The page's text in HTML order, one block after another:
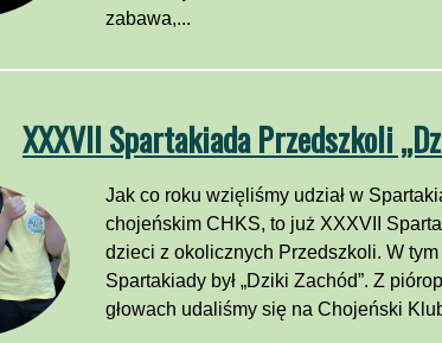
zabawa,...
XXXVII Spartakiada Przedszkoli
Jak co roku wzięliśmy udział w
chojeńskim CHKS, to już XXXVII
dzieci z okolicznych Przedszkoli. W
Spartakiady był „Dziki Zachód”. Z
głowach udaliśmy się na Chojeński